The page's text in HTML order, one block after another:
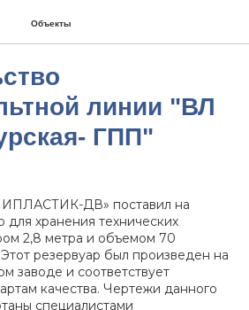
Объекты
линии "ВЛ
ГПП"
ДВ» поставил на
для хранения технических
2,8 метра и объемом 70
резервуар был произведен на
заводе и соответствует
качества. Чертежи данного
специалистами